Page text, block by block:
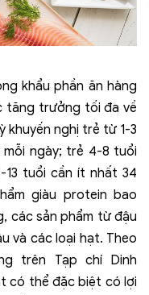
khẩu phần ăn hàng
tăng trưởng tối đa về
khuyến nghị trẻ từ 1-3
ngày; trẻ 4-8 tuổi
tuổi cần ít nhất 34
giàu protein bao
các sản phẩm từ đậu
và các loại hạt. Theo
trên Tạp chí Dinh
có thể đặc biệt có lợi